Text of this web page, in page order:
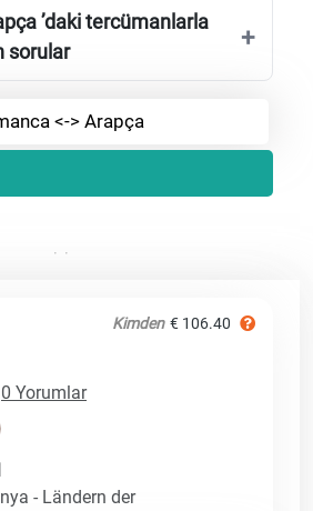
’daki tercümanlarla
sorular
<-> Arapça
Kimden € 106.40
0 Yorumlar
- Ländern der